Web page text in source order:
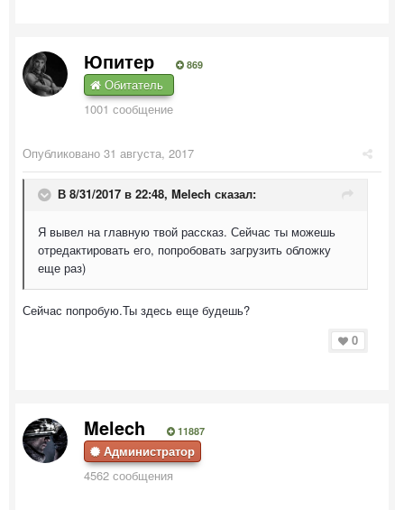
Юпитер 869
Обитатель
1001 сообщение
Опубликовано 31 августа, 2017
В 8/31/2017 в 22:48, Melech сказал:
Я вывел на главную твой рассказ. Сейчас ты можешь
отредактировать его, попробовать загрузить обложку
еще раз)
Сейчас попробую.Ты здесь еще будешь?
0
Melech 11887
Администратор
4562 сообщения